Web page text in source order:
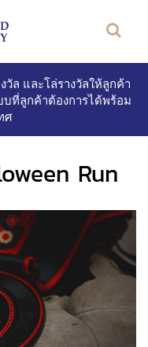
ล และโล่รางวัลให้ลูกค้า
ที่ลูกค้าต้องการได้พร้อม
ศ
Run